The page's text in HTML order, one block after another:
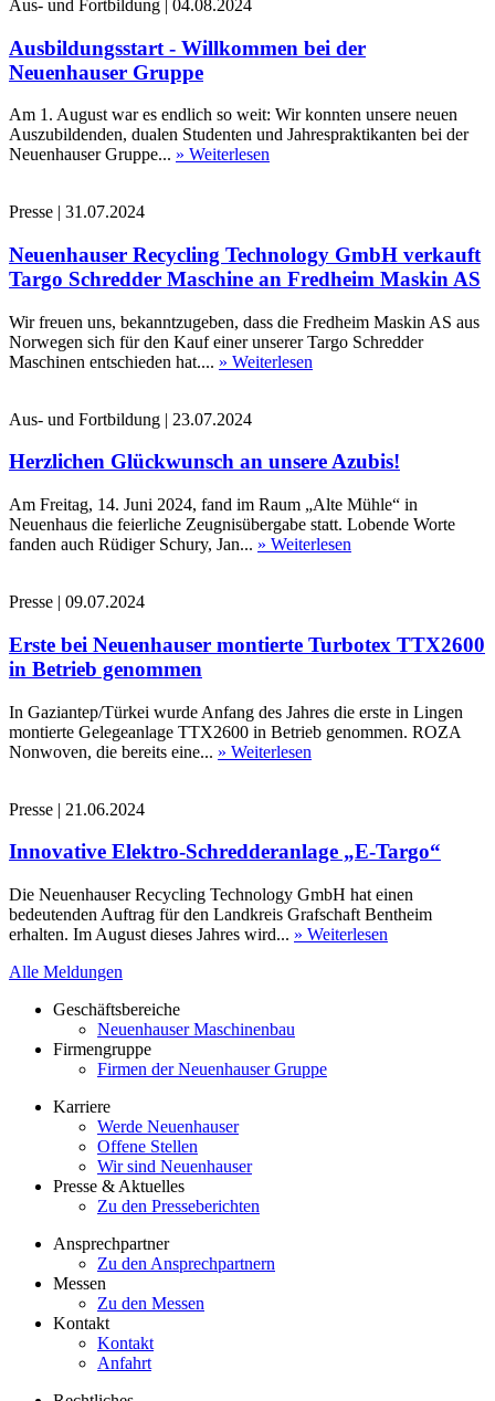
Aus- und Fortbildung | 04.08.2024
Ausbildungsstart - Willkommen bei der
Neuenhauser Gruppe
Am 1. August war es endlich so weit: Wir konnten unsere neuen
Auszubildenden, dualen Studenten und Jahrespraktikanten bei der
Neuenhauser Gruppe... » Weiterlesen
Presse | 31.07.2024
Neuenhauser Recycling Technology GmbH verkauft
Targo Schredder Maschine an Fredheim Maskin AS
Wir freuen uns, bekanntzugeben, dass die Fredheim Maskin AS aus
Norwegen sich für den Kauf einer unserer Targo Schredder
Maschinen entschieden hat.... » Weiterlesen
Aus- und Fortbildung | 23.07.2024
Herzlichen Glückwunsch an unsere Azubis!
Am Freitag, 14. Juni 2024, fand im Raum „Alte Mühle“ in
Neuenhaus die feierliche Zeugnisübergabe statt. Lobende Worte
fanden auch Rüdiger Schury, Jan... » Weiterlesen
Presse | 09.07.2024
Erste bei Neuenhauser montierte Turbotex TTX2600
in Betrieb genommen
In Gaziantep/Türkei wurde Anfang des Jahres die erste in Lingen
montierte Gelegeanlage TTX2600 in Betrieb genommen. ROZA
Nonwoven, die bereits eine... » Weiterlesen
Presse | 21.06.2024
Innovative Elektro-Schredderanlage „E-Targo“
Die Neuenhauser Recycling Technology GmbH hat einen
bedeutenden Auftrag für den Landkreis Grafschaft Bentheim
erhalten. Im August dieses Jahres wird... » Weiterlesen
Alle Meldungen
Geschäftsbereiche
Neuenhauser Maschinenbau
Firmengruppe
Firmen der Neuenhauser Gruppe
Karriere
Werde Neuenhauser
Offene Stellen
Wir sind Neuenhauser
Presse & Aktuelles
Zu den Presseberichten
Ansprechpartner
Zu den Ansprechpartnern
Messen
Zu den Messen
Kontakt
Kontakt
Anfahrt